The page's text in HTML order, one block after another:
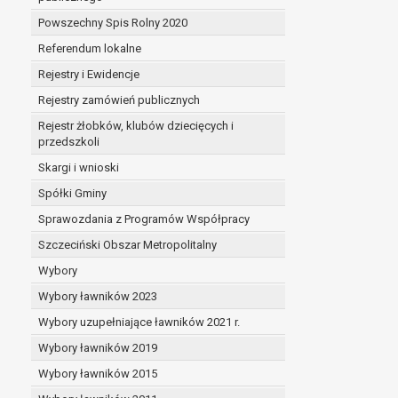
Powszechny Spis Rolny 2020
Referendum lokalne
Rejestry i Ewidencje
Rejestry zamówień publicznych
Rejestr żłobków, klubów dziecięcych i
przedszkoli
Skargi i wnioski
Spółki Gminy
Sprawozdania z Programów Współpracy
Szczeciński Obszar Metropolitalny
Wybory
Wybory ławników 2023
Wybory uzupełniające ławników 2021 r.
Wybory ławników 2019
Wybory ławników 2015